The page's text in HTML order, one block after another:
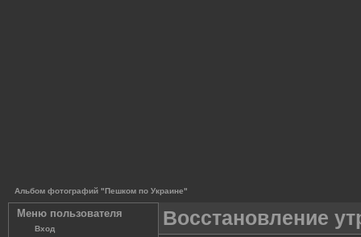
Альбом фотографий "Пешком по Украине"
Меню пользователя
Вход
Восстановление